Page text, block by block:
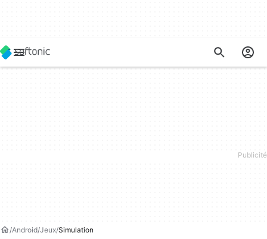
Android Jeux Simulation